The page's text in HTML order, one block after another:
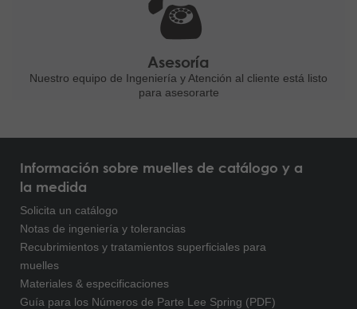
Asesoría
Nuestro equipo de Ingeniería y Atención al cliente está listo
para asesorarte
Información sobre muelles de catálogo y a
la medida
Solicita un catálogo
Notas de ingeniería y tolerancias
Recubrimientos y tratamientos superficiales para
muelles
Materiales & especificaciones
Guía para los Números de Parte Lee Spring (PDF)